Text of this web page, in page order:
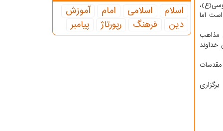
اما
مذاهب
مقدسات
اسلام اسلامی امام
آموزش
دین
فرهنگ رپورتاژ پیامبر